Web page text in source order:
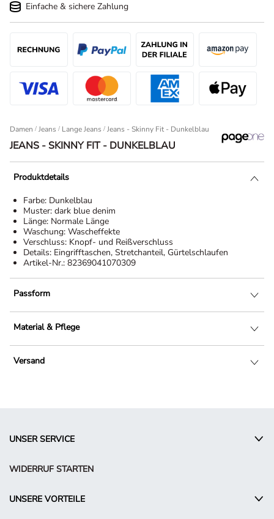
Einfache & sichere Zahlung
Damen / Jeans / Lange Jeans Jeans - Skinny Fit - Dunkelblau
JEANS - SKINNY FIT - DUNKELBLAU
Produktdetails
Farbe: Dunkelblau
Muster: dark blue denim
Länge: Normale Länge
Waschung: Wascheffekte
Verschluss: Knopf- und Reißverschluss
Details: Eingrifftaschen, Stretchanteil, Gürtelschlaufen
Artikel-Nr.: 82369041070309
Passform
Material & Pflege
Versand
UNSER SERVICE
WIDERRUF STARTEN
UNSERE VORTEILE